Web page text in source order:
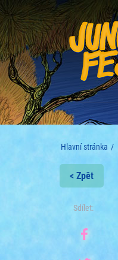
Hlavní stránka
< Zpět
Sdílet: